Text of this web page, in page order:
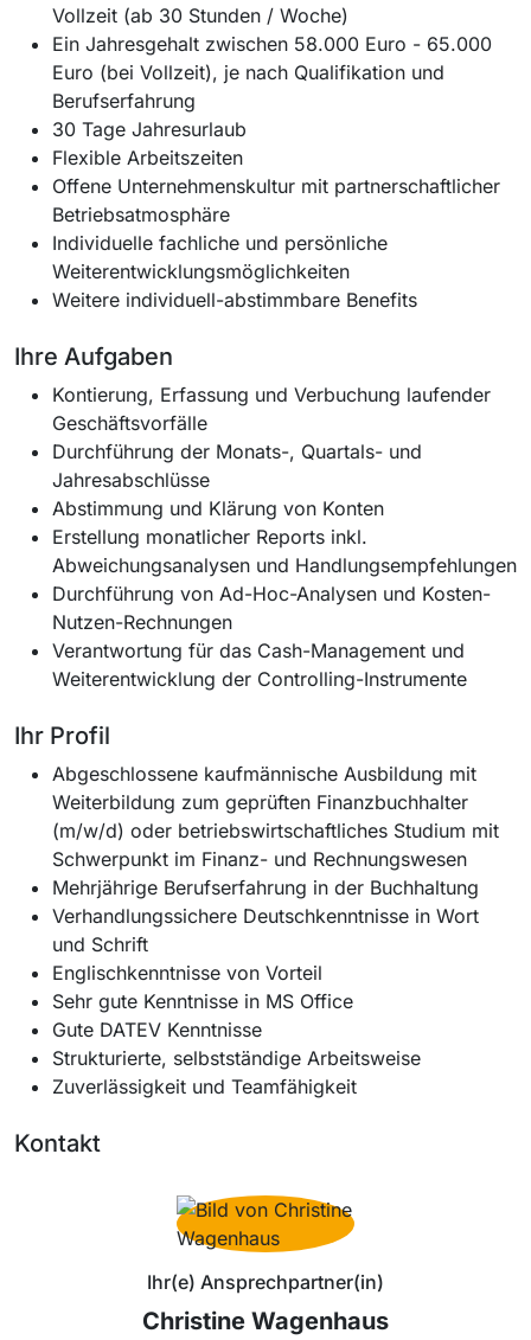
Vollzeit (ab 30 Stunden / Woche)
Ein Jahresgehalt zwischen 58.000 Euro - 65.000
Euro (bei Vollzeit), je nach Qualifikation und
Berufserfahrung
30 Tage Jahresurlaub
Flexible Arbeitszeiten
Offene Unternehmenskultur mit partnerschaftlicher
Betriebsatmosphäre
Individuelle fachliche und persönliche
Weiterentwicklungsmöglichkeiten
Weitere individuell-abstimmbare Benefits
Ihre Aufgaben
Kontierung, Erfassung und Verbuchung laufender
Geschäftsvorfälle
Durchführung der Monats-, Quartals- und
Jahresabschlüsse
Abstimmung und Klärung von Konten
Erstellung monatlicher Reports inkl.
Abweichungsanalysen und Handlungsempfehlungen
Durchführung von Ad-Hoc-Analysen und Kosten-
Nutzen-Rechnungen
Verantwortung für das Cash-Management und
Weiterentwicklung der Controlling-Instrumente
Ihr Profil
Abgeschlossene kaufmännische Ausbildung mit
Weiterbildung zum geprüften Finanzbuchhalter
(m/w/d) oder betriebswirtschaftliches Studium mit
Schwerpunkt im Finanz- und Rechnungswesen
Mehrjährige Berufserfahrung in der Buchhaltung
Verhandlungssichere Deutschkenntnisse in Wort
und Schrift
Englischkenntnisse von Vorteil
Sehr gute Kenntnisse in MS Office
Gute DATEV Kenntnisse
Strukturierte, selbstständige Arbeitsweise
Zuverlässigkeit und Teamfähigkeit
Kontakt
Ihr(e) Ansprechpartner(in)
Christine Wagenhaus